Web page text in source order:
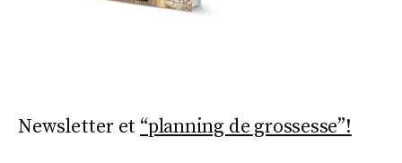
Newsletter et “planning de grossesse”!